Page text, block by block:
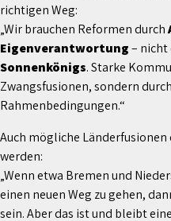
richtigen Weg:
„Wir brauchen Reformen durch
Eigenverantwortung– nicht
Sonnenkönigs. Starke
Zwangsfusionen, sondern
Rahmenbedingungen.“
Auch mögliche
werden:
„Wenn etwa Bremen und
einen neuen Weg zu gehen,
sein. Aber das ist und bleibt